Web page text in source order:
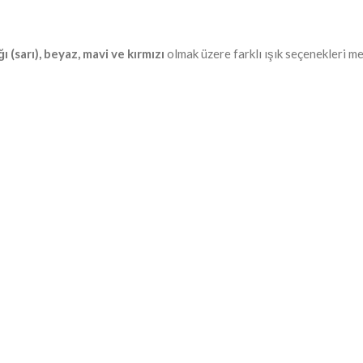
(sarı), beyaz, mavi ve kırmızı olmak üzere farklı ışık seçenekleri